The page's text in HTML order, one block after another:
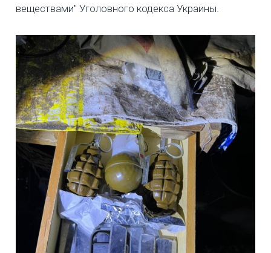
веществами" Уголовного кодекса Украины.